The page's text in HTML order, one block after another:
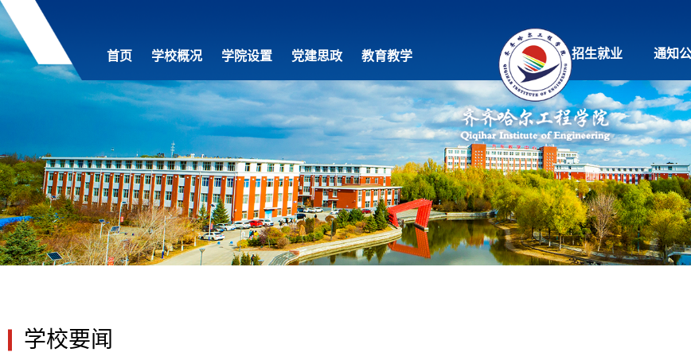
首页 学校概况 学院设置 党建思政 教育教学 招生就业 通知
学校要闻